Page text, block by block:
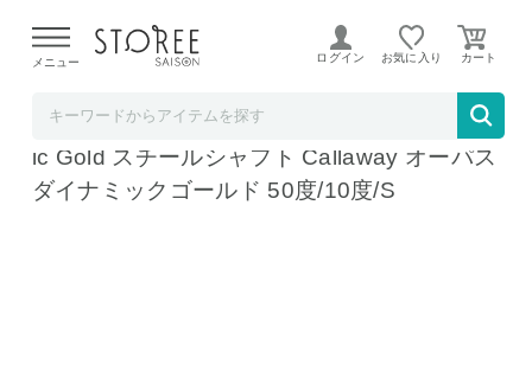
よる配送遅延が発生しております。
メニュー ログイン お気に入り
キャロウェイ OPUS クロム ウェッジ Dynam
ic Gold スチールシャフト Callaway オーパス
ダイナミックゴールド 50度/10度/S